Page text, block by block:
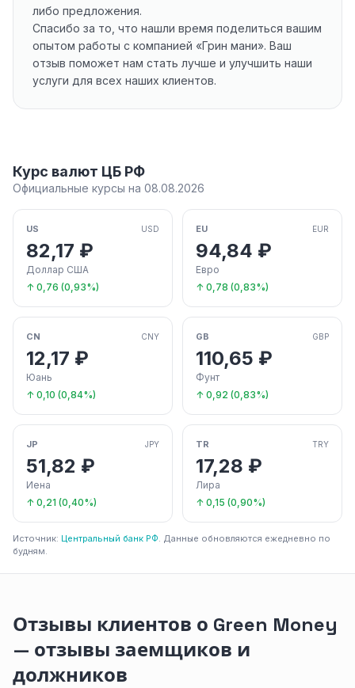
либо предложения.
Спасибо за то, что нашли время поделиться вашим
опытом работы с компанией «Грин мани». Ваш
отзыв поможет нам стать лучше и улучшить наши
услуги для всех наших клиентов.
Курс валют ЦБ РФ
Официальные курсы на 08.08.2026
US USD
82,17 ₽
Доллар США
↑ 0,76 (0,93%)
EU EUR
94,84 ₽
Евро
↑ 0,78 (0,83%)
CN CNY
12,17 ₽
Юань
↑ 0,10 (0,84%)
GB GBP
110,65 ₽
Фунт
↑ 0,92 (0,83%)
JP JPY
51,82 ₽
Иена
↑ 0,21 (0,40%)
TR TRY
17,28 ₽
Лира
↑ 0,15 (0,90%)
Источник: Центральный банк РФ. Данные обновляются ежедневно по
будням.
Отзывы клиентов о Green Money
— отзывы заемщиков и
должников